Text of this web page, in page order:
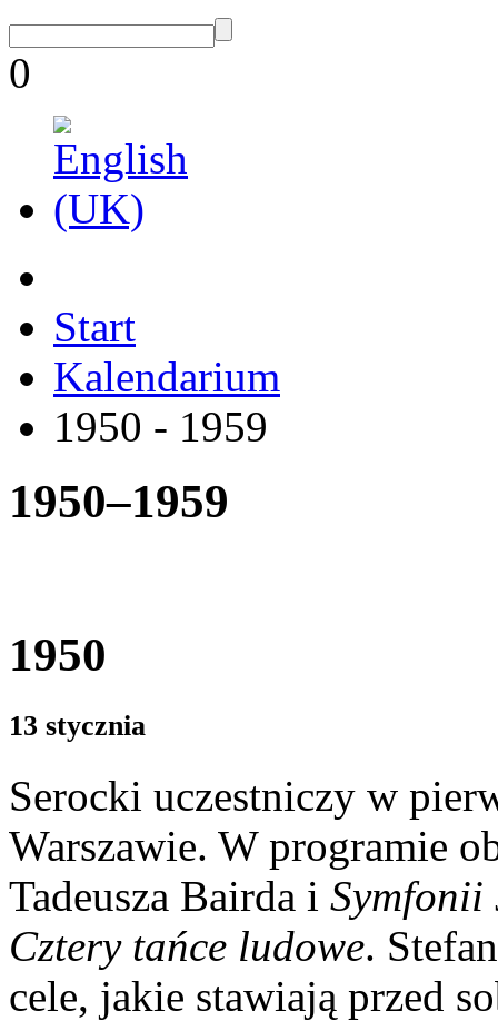
0
Start
Kalendarium
1950 - 1959
1950–1959
1950
13 stycznia
Serocki uczestniczy w
Warszawie. W programie
Tadeusza Bairda i Symfonii
Cztery tańce ludowe.
cele, jakie stawiają przed